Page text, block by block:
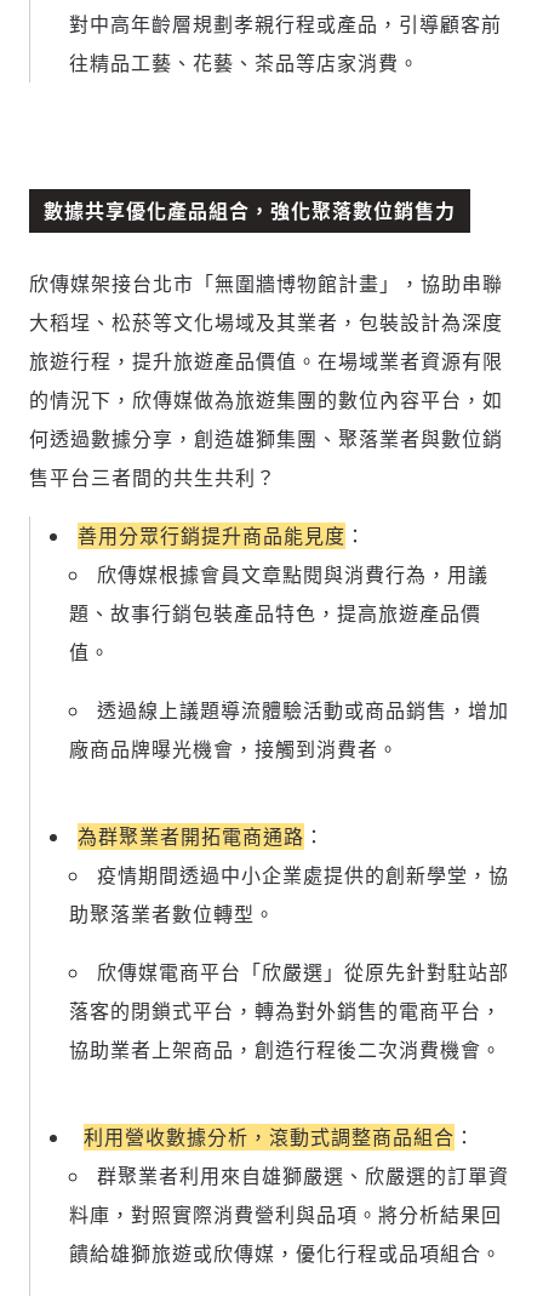
對中高年齡層規劃孝親行程或產品，引導顧客前
往精品工藝、花藝、茶品等店家消費。
數據共享優化產品組合，強化聚落數位銷售力
欣傳媒架接台北市「無圍牆博物館計畫」，協助串聯
大稻埕、松菸等文化場域及其業者，包裝設計為深度
旅遊行程，提升旅遊產品價值。在場域業者資源有限
的情況下，欣傳媒做為旅遊集團的數位內容平台，如
何透過數據分享，創造雄獅集團、聚落業者與數位銷
售平台三者間的共生共利？
善用分眾行銷提升商品能見度 ：
欣傳媒根據會員文章點閱與消費行為，用議
題、故事行銷包裝產品特色，提高旅遊產品價
值。
透過線上議題導流體驗活動或商品銷售，增加
廠商品牌曝光機會，接觸到消費者。
為群聚業者開拓電商通路 ：
疫情期間透過中小企業處提供的創新學堂，協
助聚落業者數位轉型。
欣傳媒電商平台「欣嚴選」從原先針對駐站部
落客的閉鎖式平台，轉為對外銷售的電商平台，
協助業者上架商品，創造行程後二次消費機會。
利用營收數據分析，滾動式調整商品組合 ：
群聚業者利用來自雄獅嚴選、欣嚴選的訂單資
料庫，對照實際消費營利與品項。將分析結果回
饋給雄獅旅遊或欣傳媒，優化行程或品項組合。